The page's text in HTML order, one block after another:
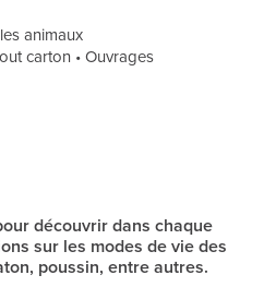
animaux
carton • Ouvrages
découvrir dans chaque
sur les modes de vie des
poussin, entre autres.